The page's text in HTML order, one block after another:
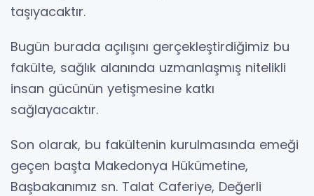
taşıyacaktır.
Bugün burada açılışını gerçekleştirdiğimiz bu
fakülte, sağlık alanında uzmanlaşmış nitelikli
insan gücünün yetişmesine katkı
sağlayacaktır.
Son olarak, bu fakültenin kurulmasında emeği
geçen başta Makedonya Hükümetine,
Başbakanımız sn. Talat Caferiye, Değerli